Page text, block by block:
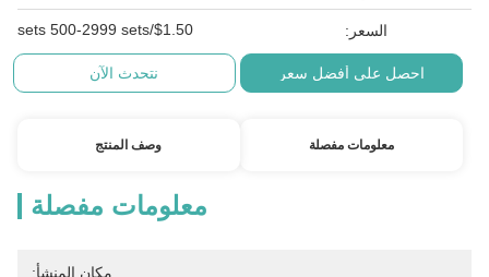
السعر: $1.50/sets 500-2999 sets
احصل على أفضل سعر نتحدث الآن
معلومات مفصلة وصف المنتج
معلومات مفصلة
مكان المنشأ: